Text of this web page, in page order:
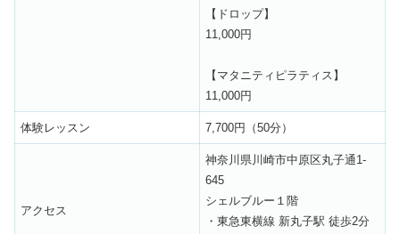
【ドロップ】
11,000円
【マタニティピラティス】
11,000円
体験レッスン 7,700円（50分）
アクセス
神奈川県川崎市中原区丸子通1-
645
シェルブルー１階
・東急東横線 新丸子駅 徒歩2分